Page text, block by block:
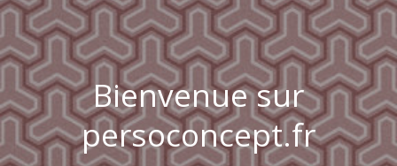
Bienvenue sur
persoconcept.fr